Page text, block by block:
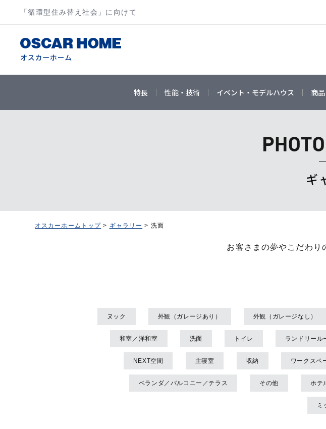
「循環型住み替え社会」に向けて
特長 性能・技術 イベント・モデルハウス 商
ギ
オスカーホームトップ > ギャラリー > 洗面
お客さまの夢やこだわり
ヌック 外観（ガレージあり） 外観（ガレージなし）
和室／洋和室 洗面 トイレ ランドリール
NEXT空間 主寝室 収納 ワークスペ
ベランダ／バルコニー／テラス その他 ホテ
ミ